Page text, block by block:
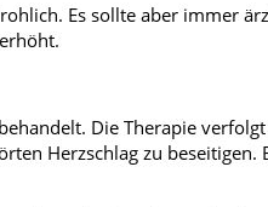
Es sollte aber immer
Die Therapie
Herzschlag zu